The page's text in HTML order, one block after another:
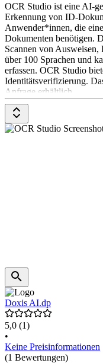
OCR Studio ist eine AI-
Erkennung von ID-
Anwender*innen, die
Dokumenten benötigen.
Scannen von Ausweisen,
über 100 Sprachen und
erfassen. OCR Studio
Identitätsverifizierung.
Anfrage erhältlich.
Doxis AI.dp
5,0 (1)
•
Keine Preisinformationen
(1 Bewertungen)